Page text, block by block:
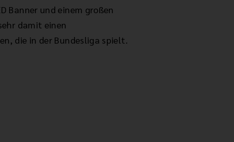
Banner und einem großen
damit einen
die in der Bundesliga spielt.